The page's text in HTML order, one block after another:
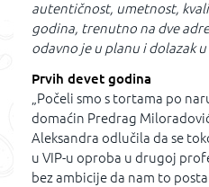
autentičnost, umetnost,
godina, trenutno na dve
odavno je u planu i dolazak
Prvih devet godina
„Počeli smo s tortama po
domaćin Predrag
Aleksandra odlučila da se
u VIP-u oproba u drugoj
bez ambicije da nam to